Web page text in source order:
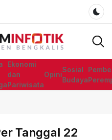
Ekonomi
dan
Pariwisata
Opini
Sosial
Budaya
Tanggal 22